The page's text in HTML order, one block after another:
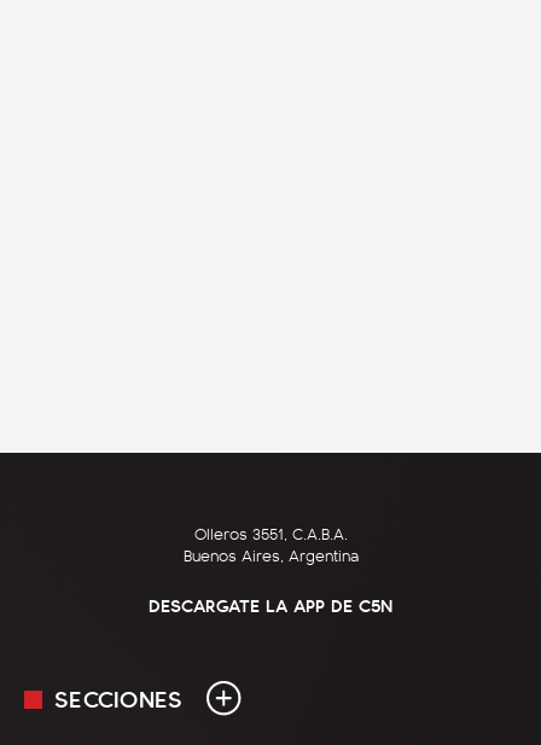
Olleros 3551, C.A.B.A.
Buenos Aires, Argentina
DESCARGATE LA APP DE C5N
SECCIONES